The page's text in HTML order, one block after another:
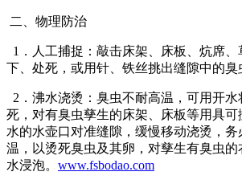
二、物理防治
1．人工捕捉：敲击床架、床板、炕席
下、处死，或用针、铁丝挑出缝隙中的臭
2．沸水浇烫：臭虫不耐高温，可用开
死，对有臭虫孳生的床架、床板等用具
水的水壶口对准缝隙，缓慢移动浇烫，
温，以烫死臭虫及其卵，对孳生有臭虫
水浸泡。 www.fsbodao.com